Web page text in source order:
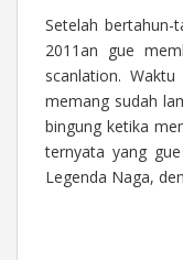
Setelah bertahun-
2011an gue
scanlation.
memang sudah
bingung ketika
ternyata yang
Legenda Naga,